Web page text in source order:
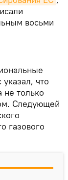
восьми
что
не только
Следующей
газового